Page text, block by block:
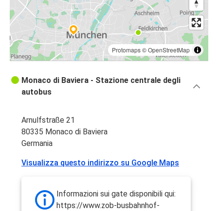
Protomaps©OpenStreetMap
Monaco di Baviera - Stazione centrale degli
autobus
Arnulfstraße 21
80335 Monaco di Baviera
Germania
Visualizza questo indirizzo su Google Maps
Informazioni sui gate disponibili qui:
https://www.zob-busbahnhof-